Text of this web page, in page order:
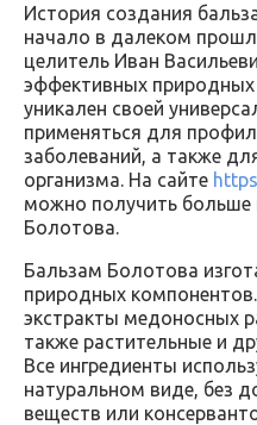
История создания
начало в далеком
целитель Иван
эффективных природных
уникален своей
применяться для
заболеваний, а также
организма. На сайте
можно получить
Болотова.
Бальзам Болотова
природных
экстракты медоносных
также растительные и
Все ингредиенты
натуральном виде, без
веществ или